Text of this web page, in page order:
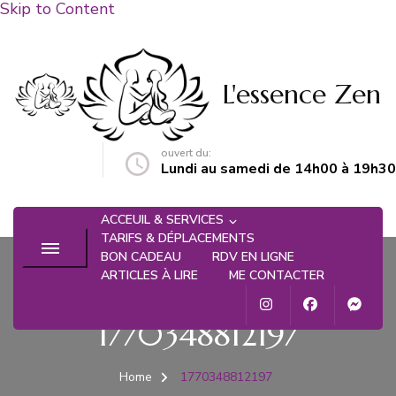
Skip to Content
L'essence Zen
ouvert du:
Lundi au samedi de 14h00 à 19h30
ACCEUIL & SERVICES
TARIFS & DÉPLACEMENTS
BON CADEAU
RDV EN LIGNE
ARTICLES À LIRE
ME CONTACTER
1770348812197
Home 1770348812197